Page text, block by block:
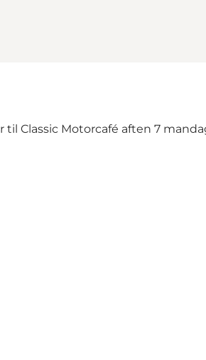
til Classic Motorcafé aften 7